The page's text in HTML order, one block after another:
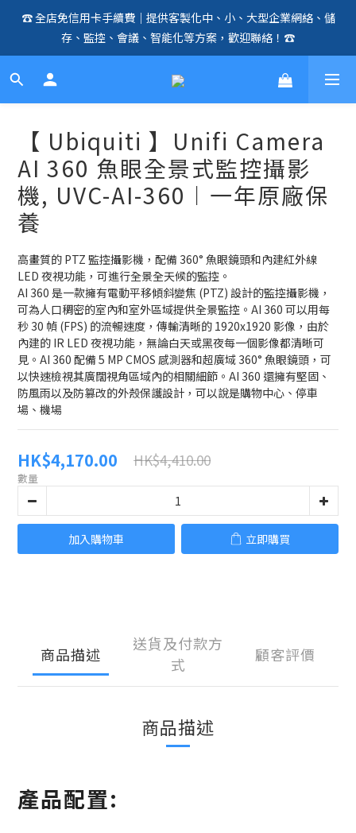
🛍️  全店免信用卡手續費、購物滿 HK$1000，即享免運優惠！
（SSD、HDD、UPS 除外）🛍️
☎️ 全店免信用卡手續費｜提供客製化中、小、大型企業網絡、儲
存、監控、會議、智能化等方案，歡迎聯絡！☎️
🛍️  全店免信用卡手續費、購物滿 HK$1000，即享免運優惠！
【 Ubiquiti 】Unifi Camera
AI 360 魚眼全景式監控攝影
機, UVC-AI-360︱一年原廠保
養
高畫質的 PTZ 監控攝影機，配備 360° 魚眼鏡頭和內建紅外線
LED 夜視功能，可進行全景全天候的監控。
AI 360 是一款擁有電動平移傾斜變焦 (PTZ) 設計的監控攝影機，
可為人口稠密的室內和室外區域提供全景監控。AI 360 可以用每
秒 30 幀 (FPS) 的流暢速度，傳輸清晰的 1920x1920 影像，由於
內建的 IR LED 夜視功能，無論白天或黑夜每一個影像都清晰可
見。AI 360 配備 5 MP CMOS 感測器和超廣域 360° 魚眼鏡頭，可
以快速檢視其廣闊視角區域內的相關細節。AI 360 還擁有堅固、
防風雨以及防篡改的外殼保護設計，可以說是購物中心、停車
場、機場
HK$4,170.00 HK$4,410.00
數量
加入購物車 立即購買
商品描述
送貨及付款方
式
顧客評價
商品描述
產品配置: